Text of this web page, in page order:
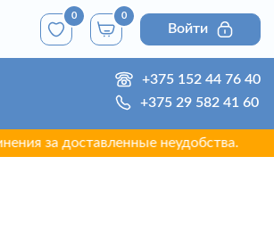
0 0
Войти
+375 152 44 76 40
+375 29 582 41 60
доставленные неудобства.